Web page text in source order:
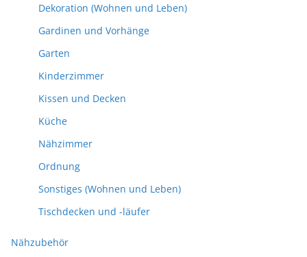
Dekoration (Wohnen und Leben)
Gardinen und Vorhänge
Garten
Kinderzimmer
Kissen und Decken
Küche
Nähzimmer
Ordnung
Sonstiges (Wohnen und Leben)
Tischdecken und -läufer
Nähzubehör